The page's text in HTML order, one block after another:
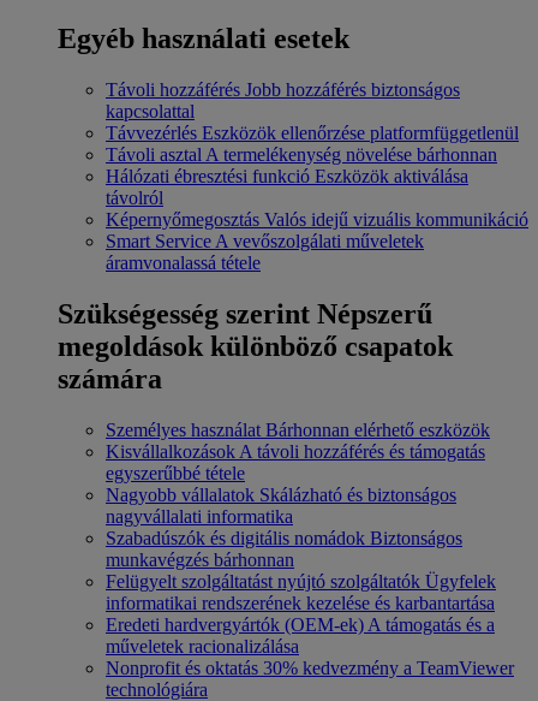
Egyéb használati esetek
Távoli hozzáférés Jobb hozzáférés biztonságos
kapcsolattal
Távvezérlés Eszközök ellenőrzése platformfüggetlenül
Távoli asztal A termelékenység növelése bárhonnan
Hálózati ébresztési funkció Eszközök aktiválása
távolról
Képernyőmegosztás Valós idejű vizuális kommunikáció
Smart Service A vevőszolgálati műveletek
áramvonalassá tétele
Szükségesség szerint Népszerű
megoldások különböző csapatok
számára
Személyes használat Bárhonnan elérhető eszközök
Kisvállalkozások A távoli hozzáférés és támogatás
egyszerűbbé tétele
Nagyobb vállalatok Skálázható és biztonságos
nagyvállalati informatika
Szabadúszók és digitális nomádok Biztonságos
munkavégzés bárhonnan
Felügyelt szolgáltatást nyújtó szolgáltatók Ügyfelek
informatikai rendszerének kezelése és karbantartása
Eredeti hardvergyártók (OEM-ek) A támogatás és a
műveletek racionalizálása
Nonprofit és oktatás 30% kedvezmény a TeamViewer
technológiára